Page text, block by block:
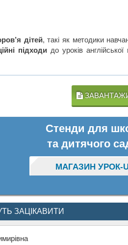
дітей, такі як методики
підходидо уроків
Стенди для
та дитячого
МАГАЗИН УРОК-
ЗАЦІКАВИТИ